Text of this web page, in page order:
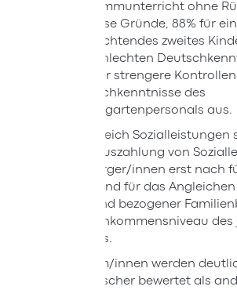
Schwimmunterricht ohne
religiöse Gründe, 88% für ein
verpflichtendes zweites
bei schlechten
86% für strengere
Deutschkenntnisse des
Kindergartenpersonals aus.
Im Bereich Sozialleistungen
eine Auszahlung von
EU-Bürger/innen erst nach
80% sind für das
Ausland bezogener
das Einkommensniveau
Landes.
Muslim/innen werden
skeptischer bewertet als